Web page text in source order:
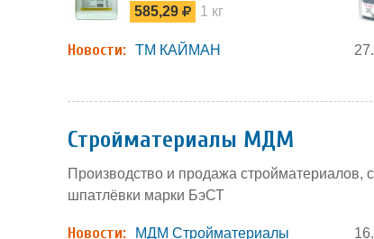
585,29
1 кг
Новости: ТМ КАЙМАН
Стройматериалы МДМ
Производство и продажа стройматериалов,
шпатлёвки марки БэСТ
Новости: МДМ Стройматериалы